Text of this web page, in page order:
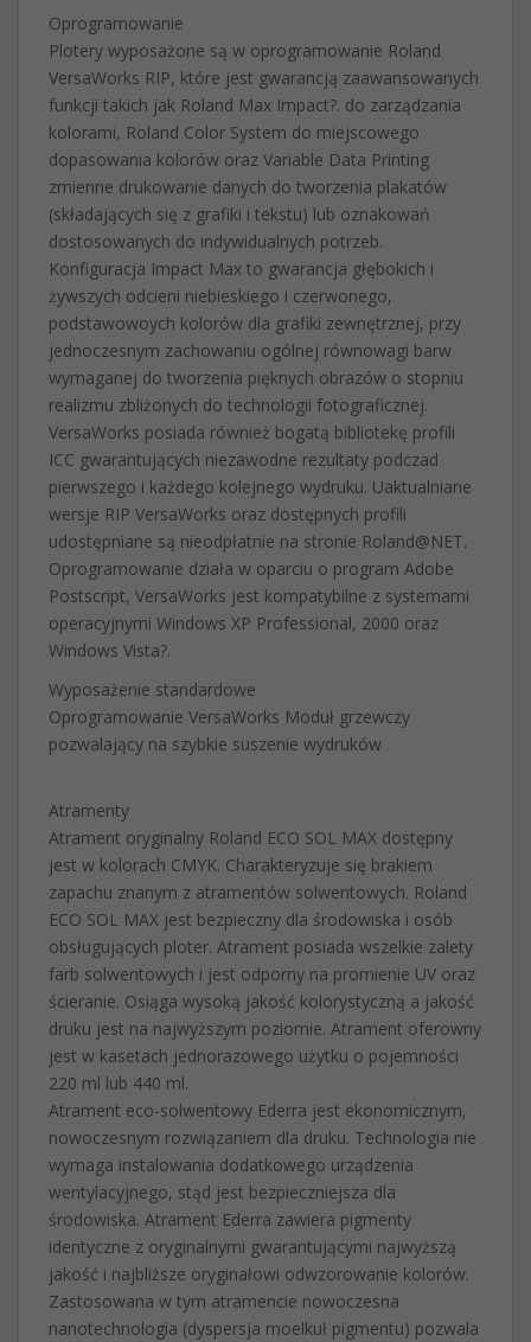
Oprogramowanie
Plotery wyposażone są w oprogramowanie Roland
VersaWorks RIP, które jest gwarancją zaawansowanych
funkcji takich jak Roland Max Impact?. do zarządzania
kolorami, Roland Color System do miejscowego
dopasowania kolorów oraz Variable Data Printing
zmienne drukowanie danych do tworzenia plakatów
(składających się z grafiki i tekstu) lub oznakowań
dostosowanych do indywidualnych potrzeb.
Konfiguracja Impact Max to gwarancja głębokich i
żywszych odcieni niebieskiego i czerwonego,
podstawowoych kolorów dla grafiki zewnętrznej, przy
jednoczesnym zachowaniu ogólnej równowagi barw
wymaganej do tworzenia pięknych obrazów o stopniu
realizmu zbliżonych do technologii fotograficznej.
VersaWorks posiada również bogatą bibliotekę profili
ICC gwarantujących niezawodne rezultaty podczad
pierwszego i każdego kolejnego wydruku. Uaktualniane
wersje RIP VersaWorks oraz dostępnych profili
udostępniane są nieodpłatnie na stronie Roland@NET.
Oprogramowanie działa w oparciu o program Adobe
Postscript, VersaWorks jest kompatybilne z systemami
operacyjnymi Windows XP Professional, 2000 oraz
Windows Vista?.
Wyposażenie standardowe
Oprogramowanie VersaWorks Moduł grzewczy
pozwalający na szybkie suszenie wydruków
Atramenty
Atrament oryginalny Roland ECO SOL MAX dostępny
jest w kolorach CMYK. Charakteryzuje się brakiem
zapachu znanym z atramentów solwentowych. Roland
ECO SOL MAX jest bezpieczny dla środowiska i osób
obsługujących ploter. Atrament posiada wszelkie zalety
farb solwentowych i jest odporny na promienie UV oraz
ścieranie. Osiąga wysoką jakość kolorystyczną a jakość
druku jest na najwyższym poziomie. Atrament oferowny
jest w kasetach jednorazowego użytku o pojemności
220 ml lub 440 ml.
Atrament eco-solwentowy Ederra jest ekonomicznym,
nowoczesnym rozwiązaniem dla druku. Technologia nie
wymaga instalowania dodatkowego urządzenia
wentylacyjnego, stąd jest bezpieczniejsza dla
środowiska. Atrament Ederra zawiera pigmenty
identyczne z oryginalnymi gwarantującymi najwyższą
jakość i najbliższe oryginałowi odwzorowanie kolorów.
Zastosowana w tym atramencie nowoczesna
nanotechnologia (dyspersja moelkuł pigmentu) pozwala